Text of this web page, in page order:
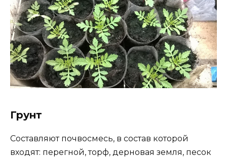
Грунт
Составляют почвосмесь, в состав которой
входят: перегной, торф, дерновая земля, песок